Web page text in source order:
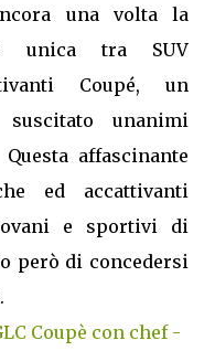
una volta la
unica tra SUV
Coupé, un
unanimi
affascinante
ed accattivanti
e sportivi di
però di concedersi
Coupè con chef -